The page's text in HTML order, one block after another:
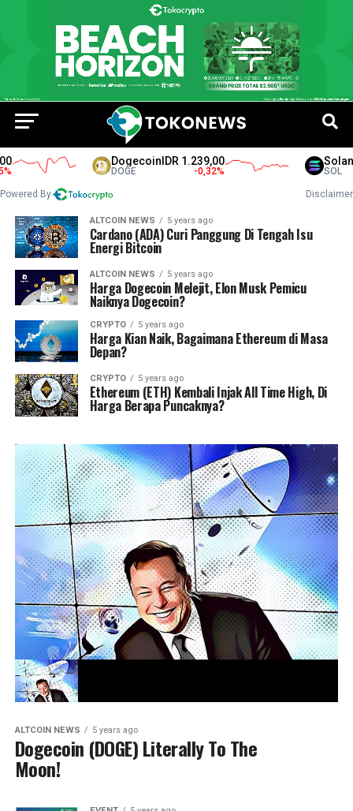
DogecoinIDR 1.239,00
DOGE -0,32 %
Solana
SOL
Powered By Disclaimer
ALTCOIN NEWS 5 years ago
Cardano (ADA) Curi Panggung Di Tengah Isu
Energi Bitcoin
ALTCOIN NEWS 5 years ago
Harga Dogecoin Melejit, Elon Musk Pemicu
Naiknya Dogecoin?
CRYPTO 5 years ago
Harga Kian Naik, Bagaimana Ethereum di Masa
Depan?
CRYPTO 5 years ago
Ethereum (ETH) Kembali Injak All Time High, Di
Harga Berapa Puncaknya?
ALTCOIN NEWS 5 years ago
Dogecoin (DOGE) Literally To The
Moon!